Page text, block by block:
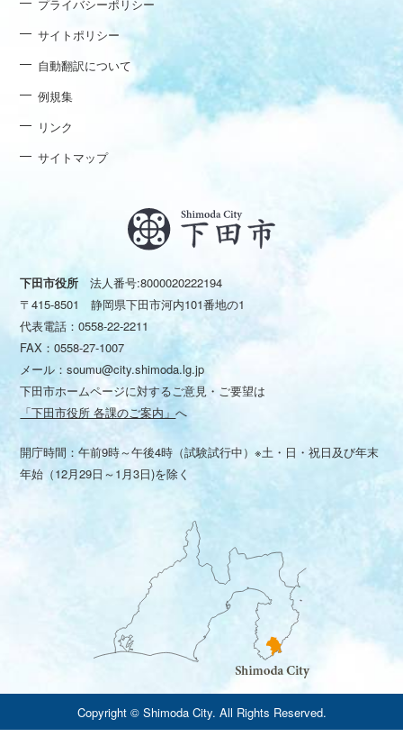
プライバシーポリシー
サイトポリシー
自動翻訳について
例規集
リンク
サイトマップ
下田市役所 法人番号:8000020222194
〒415-8501 静岡県下田市河内101番地の1
代表電話：0558-22-2211
FAX：0558-27-1007
メール：soumu@city.shimoda.lg.jp
下田市ホームページに対するご意見・ご要望は
「下田市役所 各課のご案内」へ
開庁時間：午前9時～午後4時（試験試行中）※土・日・祝日及び年末
年始（12月29日～1月3日)を除く
Copyright © Shimoda City. All Rights Reserved.